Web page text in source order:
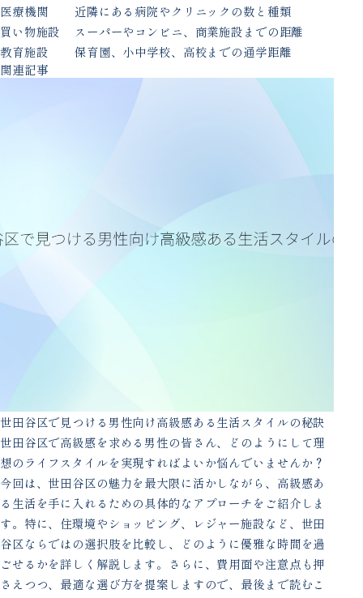
医療機関
近隣にある病院やクリニックの数と種類
買い物施設
スーパーやコンビニ、商業施設までの距離
教育施設
保育園、小中学校、高校までの通学距離
関連記事
世田谷区で見つける男性向け高級感ある生活スタイルの秘訣
世田谷区で高級感を求める男性の皆さん、どのようにして理
想のライフスタイルを実現すればよいか悩んでいませんか？
今回は、世田谷区の魅力を最大限に活かしながら、高級感あ
る生活を手に入れるための具体的なアプローチをご紹介しま
す。特に、住環境やショッピング、レジャー施設など、世田
谷区ならではの選択肢を比較し、どのように優雅な時間を過
ごせるかを詳しく解説します。さらに、費用面や注意点も押
さえつつ、最適な選び方を提案しますので、最後まで読むこ